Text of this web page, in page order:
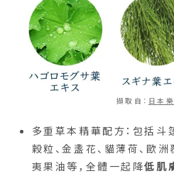
擷取自： 日本
多重草本精華配方：包括斗
穀粒、金盞花、貓薄荷、歐
夷果油等，全體一起降低肌